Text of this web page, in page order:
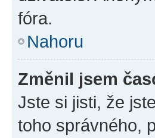
fóra.
Nahoru
Změnil jsem
Jste si jisti, že
toho správného,